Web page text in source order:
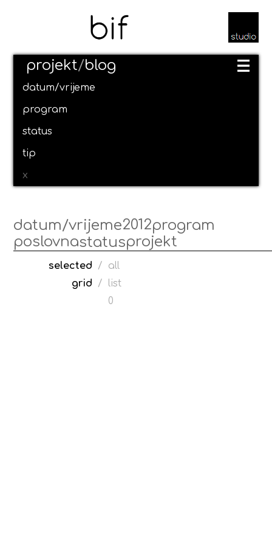
projekt/blog
datum/vrijeme
program
status
tip
x
datum/vrijeme2012program
poslovnastatusprojekt
selected /
all
grid
/
list
0